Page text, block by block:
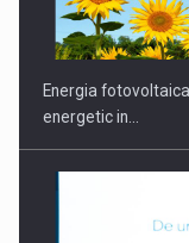
Energia
energetic in…